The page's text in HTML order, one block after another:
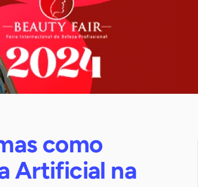
como
Artificial na